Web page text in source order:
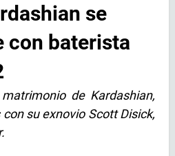
se
con baterista
de Kardashian,
su exnovio Scott Disick,